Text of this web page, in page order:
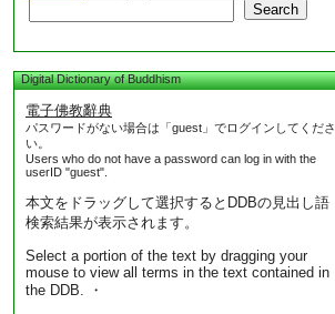
Search
Digital Dictionary of Buddhism
電子佛教辭典
パスワードがない場合は「guest」でログインしてくださ
い。
Users who do not have a password can log in with the
userID "guest".
本文をドラッグして選択するとDDBの見出し語
検索結果が表示されます。
Select a portion of the text by dragging your
mouse to view all terms in the text contained in
the DDB. ・